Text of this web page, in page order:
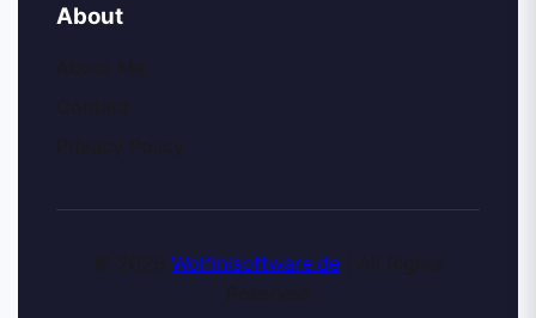
About
Wolfinisoftware.de